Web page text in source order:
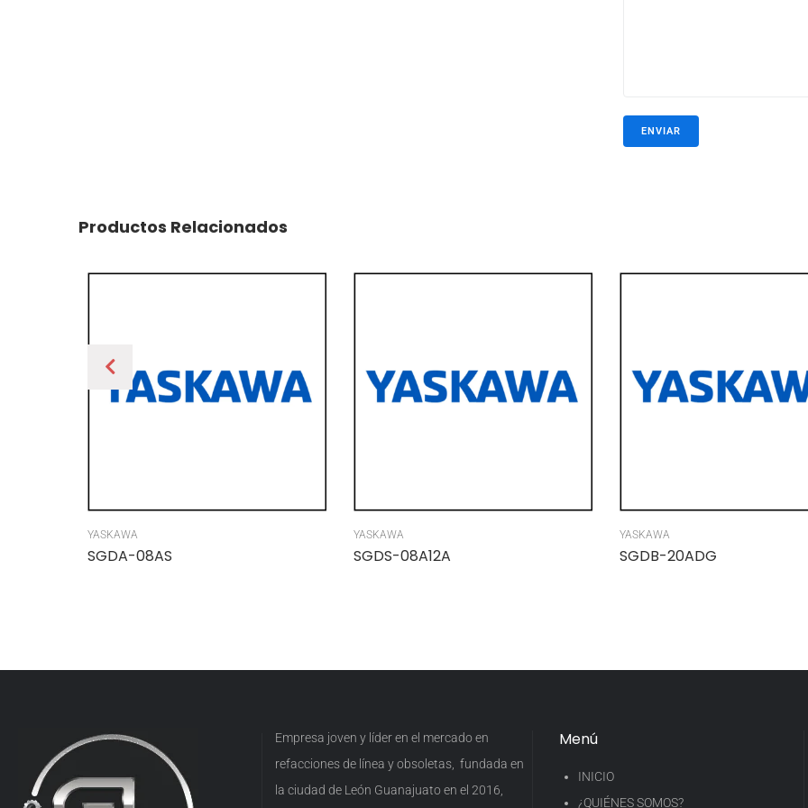
Productos Relacionados
YASKAWA
SGDA-08AS
YASKAWA
SGDS-08A12A
YASKAWA
SGDB-20ADG
Empresa joven y líder en el mercado en
refacciones de línea y obsoletas, fundada en
la ciudad de León Guanajuato en el 2016,
Menú
INICIO
¿QUIÉNES SOMOS?